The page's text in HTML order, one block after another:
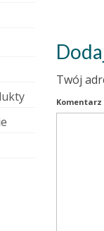
Twój
Komentarz